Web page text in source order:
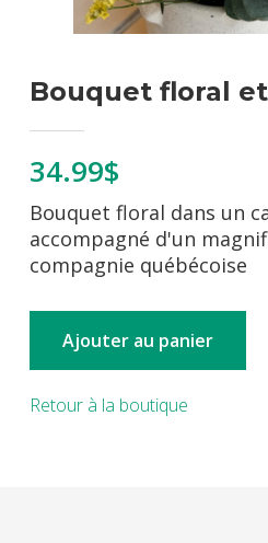
Bouquet floral
34.99$
Bouquet floral dans un
accompagné d'un
compagnie québécoise
Ajouter au panier
Retour à la boutique